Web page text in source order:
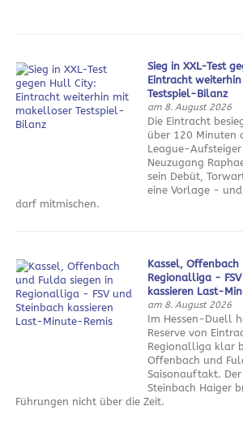
Sieg in XXL-Test
Eintracht
Testspiel-Bilanz
am 8. August 2026
Die Eintracht
über 120 Minuten
League-
Neuzugang
sein Debüt,
eine Vorlage -
darf mitmischen.
Kassel,
Regionalliga -
kassieren Last-
am 8. August 2026
Im Hessen-Duell
Reserve von
Regionalliga klar
Offenbach und
Saisonauftakt.
Steinbach Haiger
Führungen nicht über die Zeit.